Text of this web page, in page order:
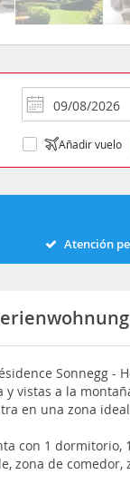
Añadir vuelo
Atención
Sonnegg -
y vistas a la
en una zona
con 1 dormitorio,
zona de